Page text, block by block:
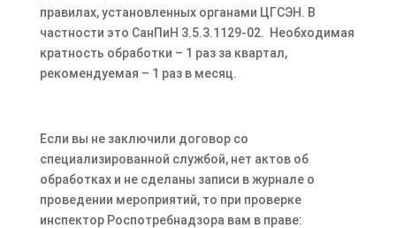
правилах, установленных органами ЦГСЭН. В
частности это СанПиН 3.5.3.1129-02. Необходимая
кратность обработки – 1 раз за квартал,
рекомендуемая – 1 раз в месяц.
Если вы не заключили договор со
специализированной службой, нет актов об
обработках и не сделаны записи в журнале о
проведении мероприятий, то при проверке
инспектор Роспотребнадзора вам в праве: